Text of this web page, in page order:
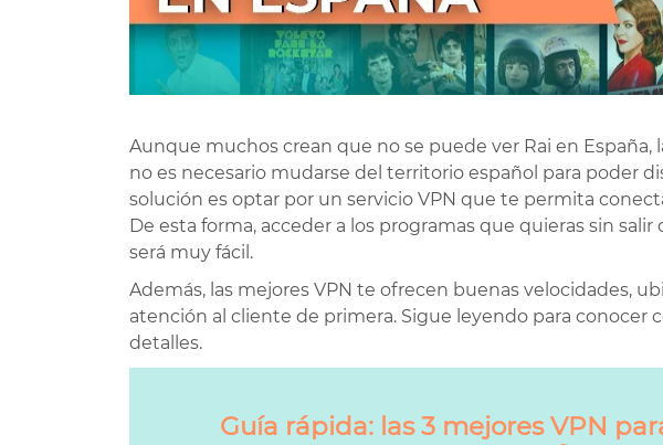
Aunque muchos crean que no se puede ver Rai en España,
no es necesario mudarse del territorio español para poder
solución es optar por un servicio VPN que te permita
De esta forma, acceder a los programas que quieras sin
será muy fácil.
Además, las mejores VPN te ofrecen buenas velocidades,
atención al cliente de primera. Sigue leyendo para conocer
detalles.
Guía rápida: las 3 mejores VPN